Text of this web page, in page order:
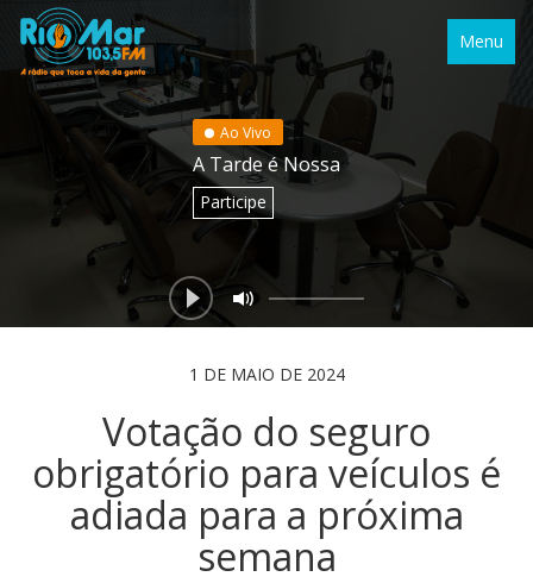
Menu
Ao Vivo
A Tarde é Nossa
Participe
1 DE MAIO DE 2024
Votação do seguro
obrigatório para veículos é
adiada para a próxima
semana